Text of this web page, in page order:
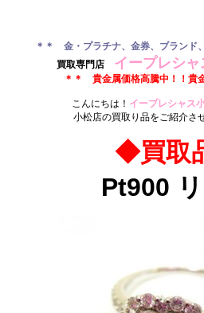
＊ ＊ 金・プラチナ、金券、ブランド
買取専門店 イープレシ
＊＊ 貴金属価格高騰中！！貴
こんにちは！ イープレシャス
小松店の買取り品をご紹介さ
◆買取
Pt900